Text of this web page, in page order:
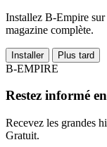
Installez B-Empire
magazine complète.
Installer Plus tard
B-EMPIRE
Restez informé
Recevez les grandes
Gratuit.